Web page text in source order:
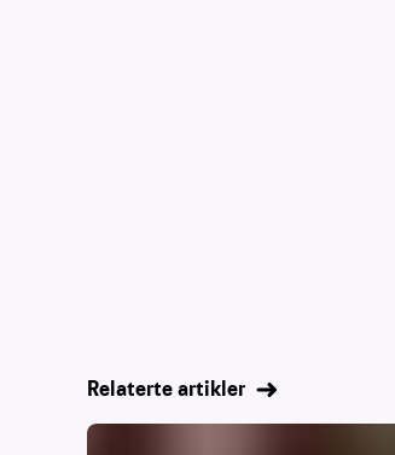
Relaterte artikler